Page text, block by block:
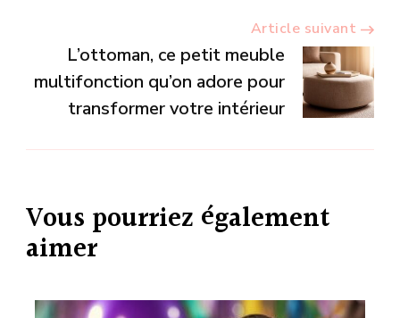
Article suivant
L’ottoman, ce petit meuble
multifonction qu’on adore pour
transformer votre intérieur
Vous pourriez également
aimer